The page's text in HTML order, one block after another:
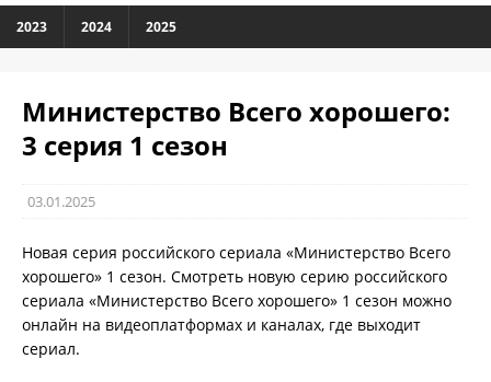
2023 2024 2025
Министерство Всего хорошего:
3 серия 1 сезон
03.01.2025
Новая серия российского сериала «Министерство Всего
хорошего» 1 сезон. Смотреть новую серию российского
сериала «Министерство Всего хорошего» 1 сезон можно
онлайн на видеоплатформах и каналах, где выходит
сериал.